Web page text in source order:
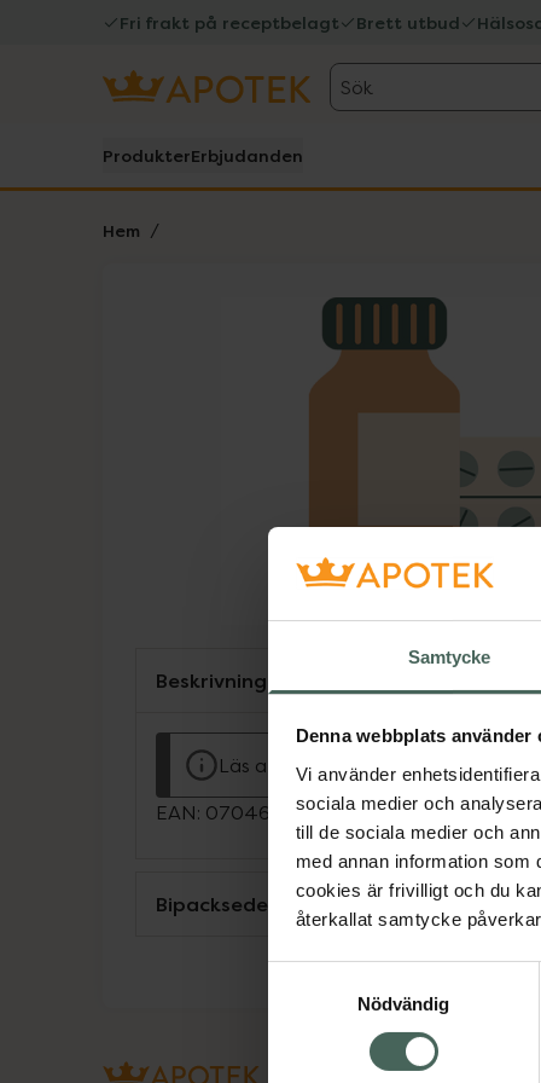
Samtycke
Denna webbplats använder
Vi använder
sociala medier och
till de sociala medier och
med annan information som
cookies är frivilligt och du
återkallat samtycke
Nödvändig
Fri frakt på receptbelagt Brett utbud
Sök
ProdukterErbjudanden
Hem
Lista: . Innehåller 1 objekt.
Beskrivning
Läs alltid bipacksedeln innan
EAN: 07046265732853
Bipacksedel från FASS